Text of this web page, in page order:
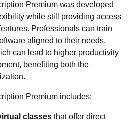
Premium was developed
while still providing access
Professionals can train
aligned to their needs,
can lead to higher productivity
benefiting both the
Premium includes:
classes that offer direct